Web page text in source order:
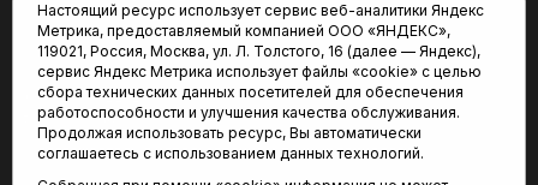
Редакция:
625035, Тюмень, пр. Геологоразведчиков, 28А
(3452) 68-22-28
tum-arena@mail.ru
Отдел продаж:
Настоящий ресурс использует сервис веб-аналитики Яндекс
Метрика, предоставляемый компанией ООО «ЯНДЕКС»,
119021, Россия, Москва, ул. Л. Толстого, 16 (далее — Яндекс),
сервис Яндекс Метрика использует файлы «cookie» с целью
сбора технических данных посетителей для обеспечения
работоспособности и улучшения качества обслуживания.
Продолжая использовать ресурс, Вы автоматически
соглашаетесь с использованием данных технологий.